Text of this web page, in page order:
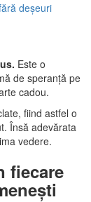
deșeuri
Este o
de speranță pe
cadou.
fiind astfel o
Însă adevărata
vedere.
fiecare